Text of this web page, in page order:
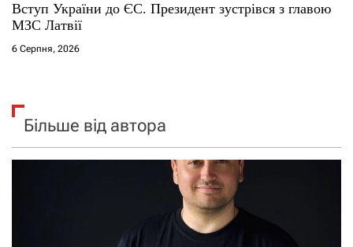
Вступ України до ЄС. Президент зустрівся з главою
МЗС Латвії
6 Серпня, 2026
Більше від автора